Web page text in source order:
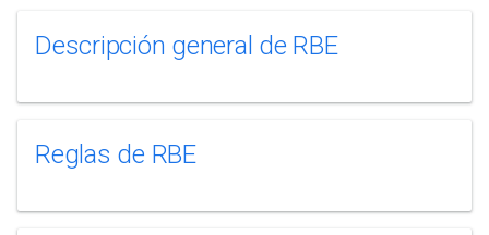
Descripción general de RBE
Reglas de RBE